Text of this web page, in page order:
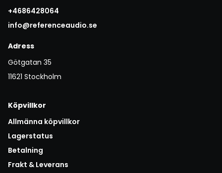
+4686428064
info@referenceaudio.se
Adress
Götgatan 35
11621 Stockholm
Köpvillkor
Allmänna köpvillkor
Lagerstatus
Betalning
Frakt & Leverans